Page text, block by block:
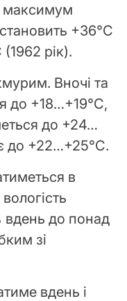
максимум
+36°С
рік).
Вночі та
до +18…+19°С,
до +24…
до +22…+25°С.
в
вдень до понад
зі
вдень і